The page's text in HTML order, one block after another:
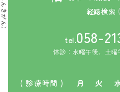
経路検索
tel.058-
休診：水曜午後、土曜
( 診療時間 ) 月 火